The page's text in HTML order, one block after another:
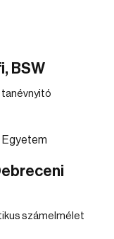
BSW
tanévnyitó
számelmélet